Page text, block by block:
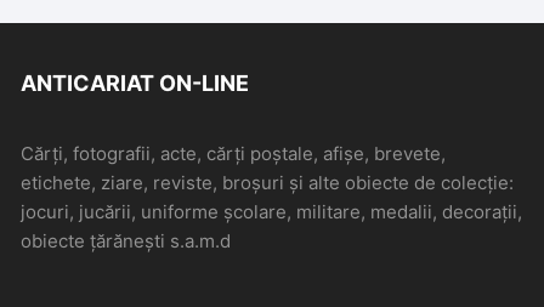
ANTICARIAT ON-LINE
Cărți, fotografii, acte, cărți poștale, afișe, brevete,
etichete, ziare, reviste, broșuri și alte obiecte de colecție:
jocuri, jucării, uniforme școlare, militare, medalii, decorații,
obiecte țărănești s.a.m.d